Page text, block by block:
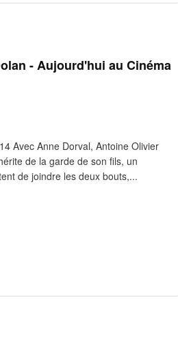
- Aujourd'hui au Cinéma
Avec Anne Dorval, Antoine Olivier
de la garde de son fils, un
de joindre les deux bouts,...